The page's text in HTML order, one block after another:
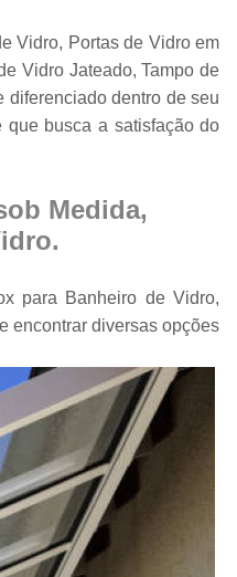
Cobertura de Vidro
Cobertura
Divisória de
Divisória de Vidro
Divisória de Vidro
Divisória de Vidro
Divisória em
Envidraçamento
Vidro, Portas de Vidro em
Vidro Jateado, Tampo de
diferenciado dentro de seu
que busca a satisfação do
Medida,
para Banheiro de Vidro,
encontrar diversas opções